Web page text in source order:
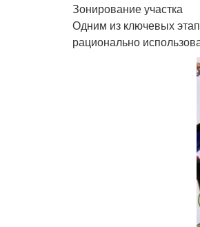
Зонирование участка
Одним из ключевых
рационально